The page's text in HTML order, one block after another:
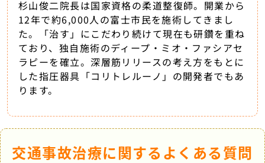
杉山俊二院長は国家資格の柔道整復師。開業から
12年で約6,000人の富士市民を施術してきまし
た。「治す」にこだわり続けて現在も研鑽を重ね
ており、独自施術のディープ・ミオ・ファシアセ
ラピーを確立。深層筋リリースの考え方をもとに
した指圧器具「コリトレルーノ」の開発者でもあ
ります。
交通事故治療に関するよくある質問